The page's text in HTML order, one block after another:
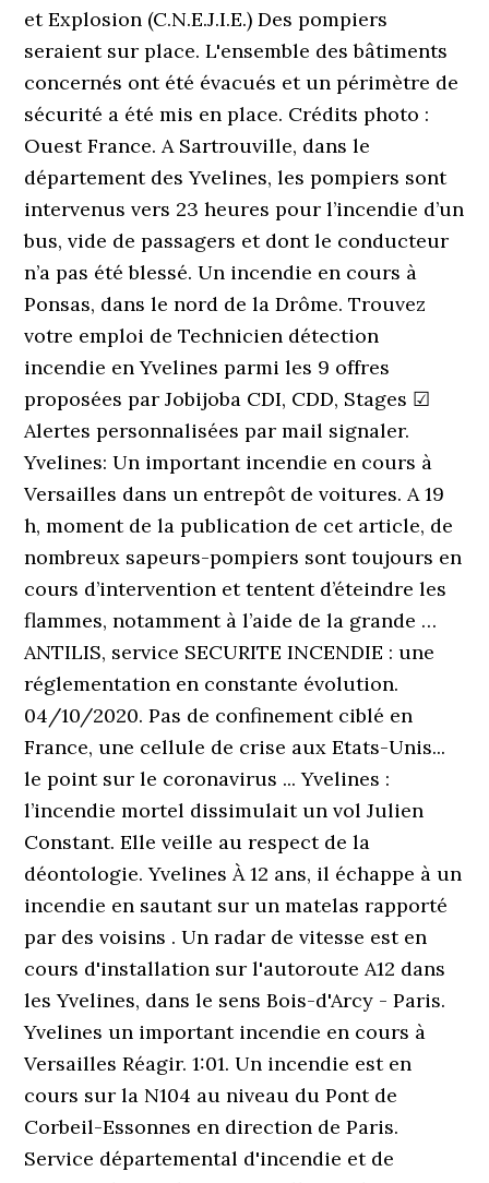
et Explosion (C.N.E.J.I.E.) Des pompiers
seraient sur place. L'ensemble des bâtiments
concernés ont été évacués et un périmètre de
sécurité a été mis en place. Crédits photo :
Ouest France. A Sartrouville, dans le
département des Yvelines, les pompiers sont
intervenus vers 23 heures pour l’incendie d’un
bus, vide de passagers et dont le conducteur
n’a pas été blessé. Un incendie en cours à
Ponsas, dans le nord de la Drôme. Trouvez
votre emploi de Technicien détection
incendie en Yvelines parmi les 9 offres
proposées par Jobijoba CDI, CDD, Stages ☑
Alertes personnalisées par mail signaler.
Yvelines: Un important incendie en cours à
Versailles dans un entrepôt de voitures. A 19
h, moment de la publication de cet article, de
nombreux sapeurs-pompiers sont toujours en
cours d’intervention et tentent d’éteindre les
flammes, notamment à l’aide de la grande …
ANTILIS, service SECURITE INCENDIE : une
réglementation en constante évolution.
04/10/2020. Pas de confinement ciblé en
France, une cellule de crise aux Etats-Unis...
le point sur le coronavirus ... Yvelines :
l’incendie mortel dissimulait un vol Julien
Constant. Elle veille au respect de la
déontologie. Yvelines À 12 ans, il échappe à un
incendie en sautant sur un matelas rapporté
par des voisins . Un radar de vitesse est en
cours d'installation sur l'autoroute A12 dans
les Yvelines, dans le sens Bois-d'Arcy - Paris.
Yvelines un important incendie en cours à
Versailles Réagir. 1:01. Un incendie est en
cours sur la N104 au niveau du Pont de
Corbeil-Essonnes en direction de Paris.
Service départemental d'incendie et de